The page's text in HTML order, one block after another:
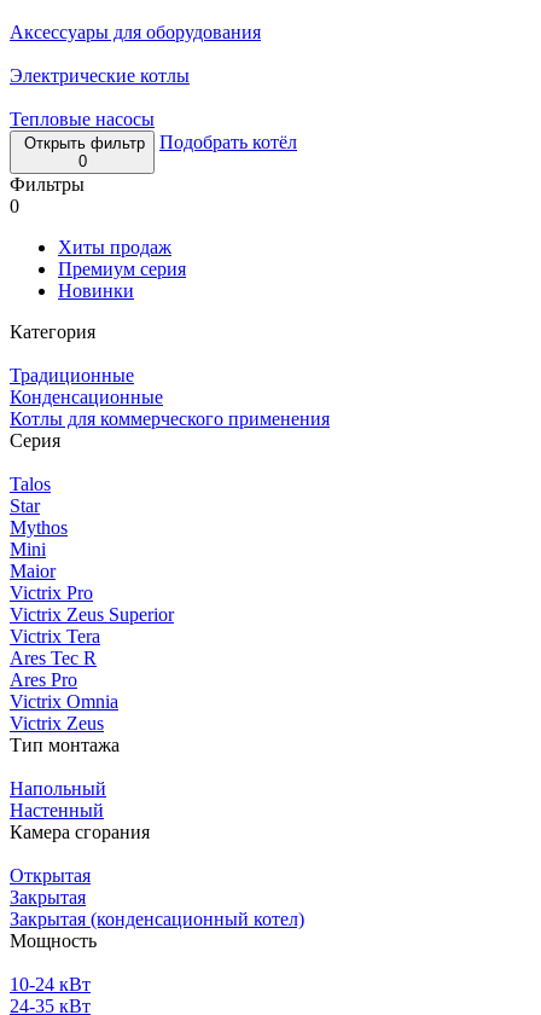
Аксессуары для оборудования
Электрические котлы
Тепловые насосы
Открыть фильтр
0
Подобрать котёл
Фильтры
0
Хиты продаж
Премиум серия
Новинки
Категория
Традиционные
Конденсационные
Котлы для коммерческого применения
Серия
Talos
Star
Mythos
Mini
Maior
Victrix Pro
Victrix Zeus Superior
Victrix Tera
Ares Tec R
Ares Pro
Victrix Omnia
Victrix Zeus
Тип монтажа
Напольный
Настенный
Камера сгорания
Открытая
Закрытая
Закрытая (конденсационный котел)
Мощность
10-24 кВт
24-35 кВт